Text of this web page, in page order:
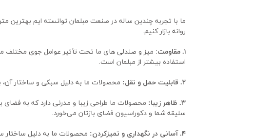
روانه بازار کنیم.
۱. مقاومت
استفاده بیشتر از مبلمان است.
۲. قابلیت حمل و نقل: محصولات ما به دلیل سبکی و ساختار آن،
۳. ظاهر زیبا:
سلیقه شما و دکوراسیون فضای بازتان می‌خورد.
۴. آسانی در نگهداری و تمیزکردن: